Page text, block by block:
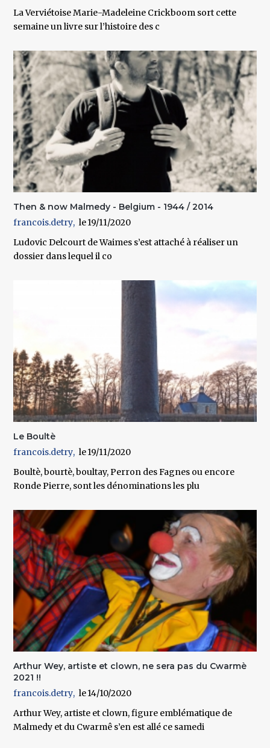
La Verviétoise Marie-Madeleine Crickboom sort cette
semaine un livre sur l’histoire des c
Then & now Malmedy - Belgium - 1944 / 2014
francois.detry
19/11/2020
Ludovic Delcourt de Waimes s’est attaché à réaliser un
dossier dans lequel il co
Le Boultè
francois.detry
19/11/2020
Boultè, bourtè, boultay, Perron des Fagnes ou encore
Ronde Pierre, sont les dénominations les plu
Arthur Wey, artiste et clown, ne sera pas du Cwarmè
2021 !!
francois.detry
14/10/2020
Arthur Wey, artiste et clown, figure emblématique de
Malmedy et du Cwarmê s’en est allé ce samedi